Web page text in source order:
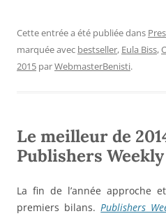
Cette entrée a été publiée dans
marquée avec bestseller, Eula Biss,
2015 parWebmasterBenisti.
Le meilleur de
Publishers Weekly
La fin de l’année approche
premiers bilans. Publishers